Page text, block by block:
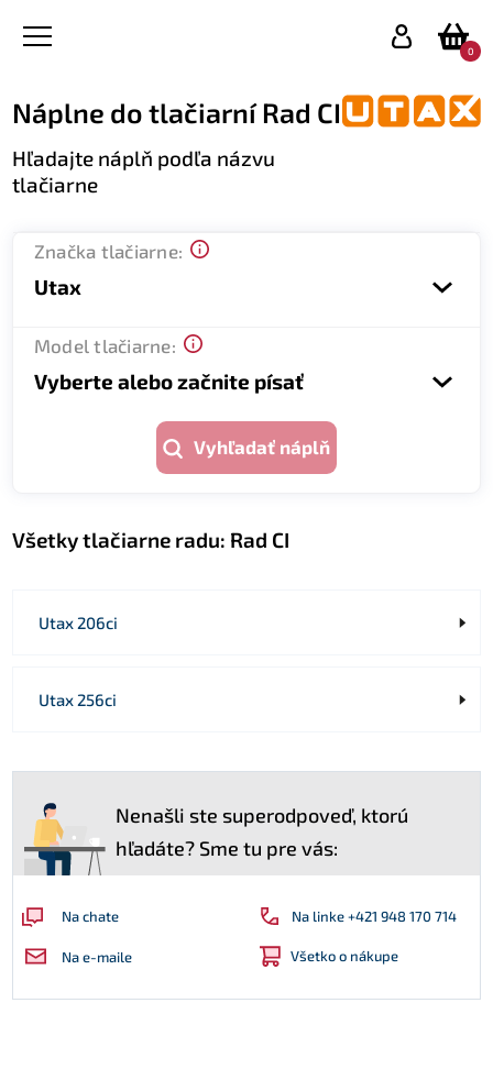
0
Náplne do tlačiarní Rad CI
Hľadajte náplň podľa názvu
tlačiarne
Značka tlačiarne:
Utax
Model tlačiarne:
Vyberte alebo začnite písať
Vyhľadať náplň
Všetky tlačiarne radu: Rad CI
Utax 206ci
Utax 256ci
Nenašli ste superodpoveď, ktorú
hľadáte? Sme tu pre vás:
Na chate Na linke +421 948 170 714
Na e-maile Všetko o nákupe